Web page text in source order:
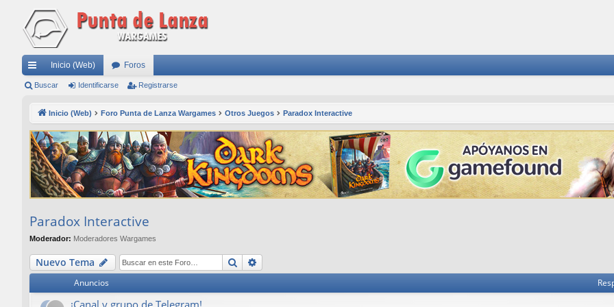
nl
rá
pi
do
Inicio (Web) Foros
Buscar Identificarse Registrarse
Inicio (Web) Foro Punta de Lanza Wargames Otros Juegos Paradox Interactive
Paradox Interactive
Moderador: Moderadores Wargames
Nuevo Tema Buscar
Anuncios